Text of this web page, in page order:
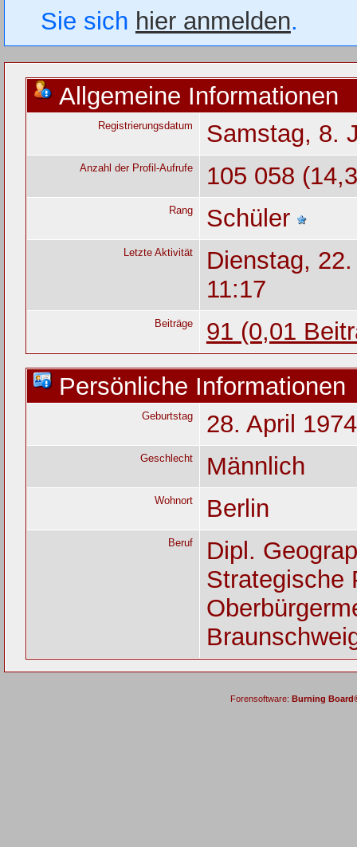
Sie sich hier anmelden.
Allgemeine Informationen
Registrierungsdatum Samstag, 8.
Anzahl der Profil-Aufrufe 105 058
Rang Schüler
Letzte Aktivität
Dienstag,
11:17
Beiträge
91 (0,01
Persönliche Informationen
Geburtstag 28. April
Geschlecht Männlich
Wohnort Berlin
Beruf
Dipl.
Strategische
Forensoftware: Burning